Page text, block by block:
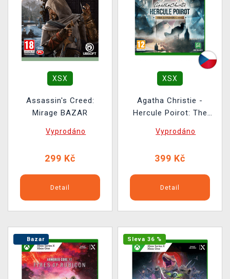
XSX
Assassin's Creed:
Mirage BAZAR
Vyprodáno
299 Kč
Detail
XSX
Agatha Christie -
Hercule Poirot: The
Vyprodáno
399 Kč
Detail
Bazar Sleva 36 %